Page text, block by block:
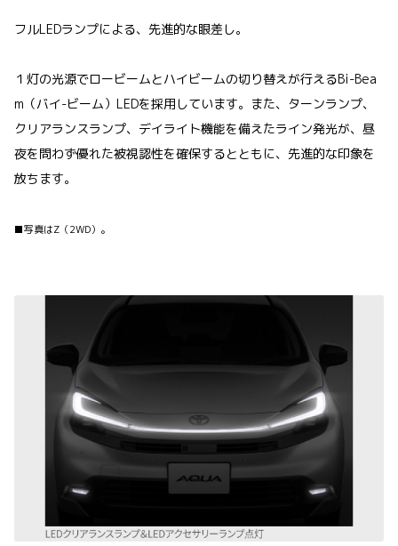
フルLEDランプによる、先進的な眼差し。
１灯の光源でロービームとハイビームの切り替えが行えるBi-Bea
m（バイ-ビーム）LEDを採用しています。また、ターンランプ、
クリアランスランプ、デイライト機能を備えたライン発光が、昼
夜を問わず優れた被視認性を確保するとともに、先進的な印象を
放ちます。
■写真はZ（2WD）。